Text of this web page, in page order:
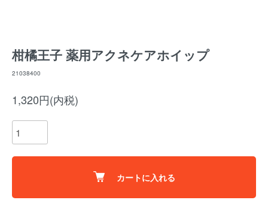
柑橘王子 薬用アクネケアホイップ
21038400
1,320円(内税)
カートに入れる